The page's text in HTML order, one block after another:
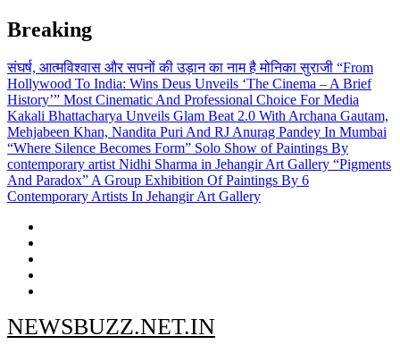
Skip
to
content
Breaking
संघर्ष, आत्मविश्वास और सपनों की उड़ान का नाम है मोनिका सुराजी “From
Hollywood To India: Wins Deus Unveils ‘The Cinema – A Brief
History’” Most Cinematic And Professional Choice For Media
Kakali Bhattacharya Unveils Glam Beat 2.0 With Archana Gautam,
Mehjabeen Khan, Nandita Puri And RJ Anurag Pandey In Mumbai
“Where Silence Becomes Form” Solo Show of Paintings By
contemporary artist Nidhi Sharma in Jehangir Art Gallery “Pigments
And Paradox” A Group Exhibition Of Paintings By 6
Contemporary Artists In Jehangir Art Gallery
NEWSBUZZ.NET.IN